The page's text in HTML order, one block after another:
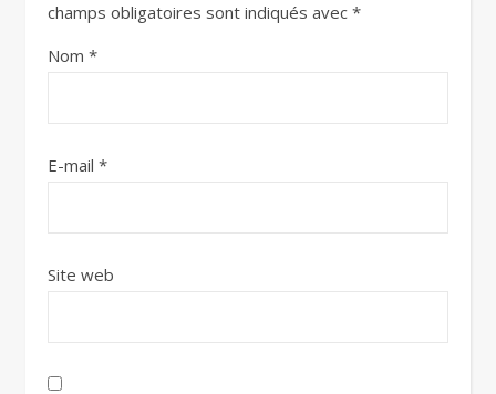
champs obligatoires sont indiqués avec *
Nom *
E-mail *
Site web